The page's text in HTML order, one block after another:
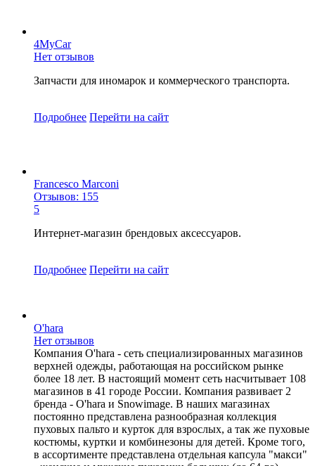
4MyCar
Нет отзывов
Запчасти для иномарок и коммерческого транспорта.
Подробнее Перейти на сайт
Francesco Marconi
Отзывов: 155
5
Интернет-магазин брендовых аксессуаров.
Подробнее Перейти на сайт
O'hara
Нет отзывов
Компания O'hara - сеть специализированных магазинов
верхней одежды, работающая на российском рынке
более 18 лет. В настоящий момент сеть насчитывает 108
магазинов в 41 городе России. Компания развивает 2
бренда - O'hara и Snowimage. В наших магазинах
постоянно представлена разнообразная коллекция
пуховых пальто и курток для взрослых, а так же пуховые
костюмы, куртки и комбинезоны для детей. Кроме того,
в ассортименте представлена отдельная капсула "макси"